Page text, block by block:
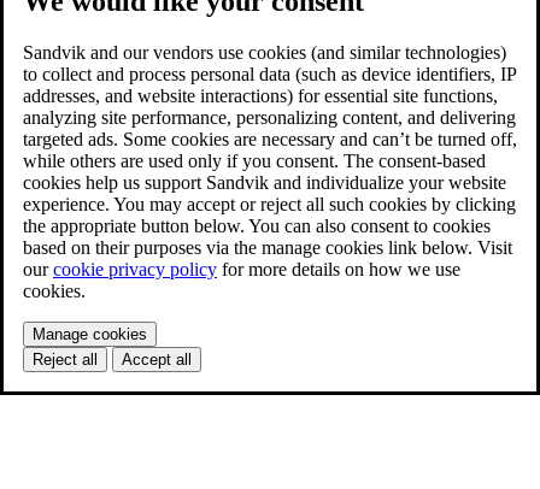
Sandvik and our vendors use cookies (and similar technologies)
to collect and process personal data (such as device identifiers, IP
addresses, and website interactions) for essential site functions,
analyzing site performance, personalizing content, and delivering
targeted ads. Some cookies are necessary and can’t be turned off,
while others are used only if you consent. The consent-based
cookies help us support Sandvik and individualize your website
experience. You may accept or reject all such cookies by clicking
the appropriate button below. You can also consent to cookies
based on their purposes via the manage cookies link below. Visit
ourcookie privacy policy for more details on how we use
cookies.
Manage cookies
Reject all
Accept all